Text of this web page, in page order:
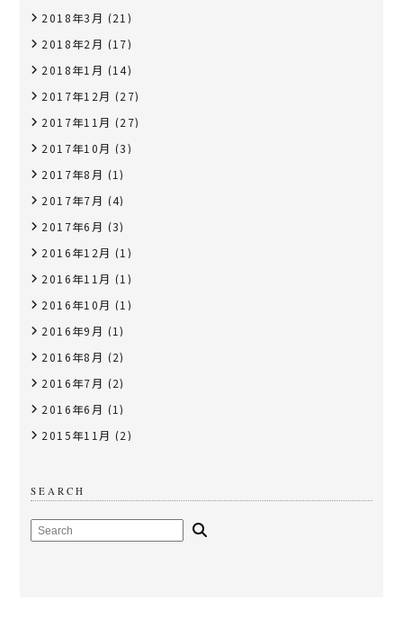
2018年3月 (21)
2018年2月 (17)
2018年1月 (14)
2017年12月 (27)
2017年11月 (27)
2017年10月 (3)
2017年8月 (1)
2017年7月 (4)
2017年6月 (3)
2016年12月 (1)
2016年11月 (1)
2016年10月 (1)
2016年9月 (1)
2016年8月 (2)
2016年7月 (2)
2016年6月 (1)
2015年11月 (2)
SEARCH